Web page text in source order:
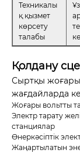
Техникалы
қ қызмет
көрсету
талабы
Қолдану
Сыртқы
жағдайларда
Жоғары вольтты
Электр тарату
станциялар
Өнеркәсіптік
Жаңартылатын